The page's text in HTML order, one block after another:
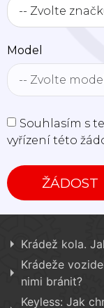
Model
Souhlasím s
vyřízení této
ŽÁDOST
Krádež kola.
Krádeže
nimi bránit?
Keyless: Jak